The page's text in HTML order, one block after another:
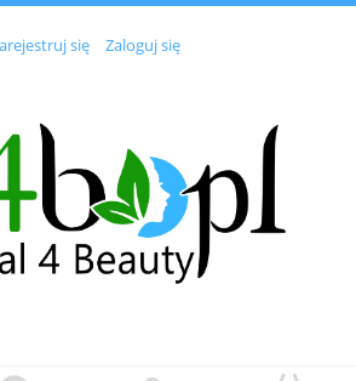
się Zaloguj się